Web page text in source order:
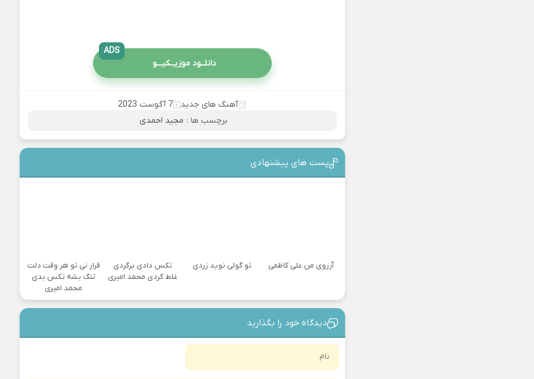
دانلــود موزیــکیـــو
ADS
آهنگ های جدید
7 آگوست 2023
برچسب ها : مجید احمدی
پست های پیشنهادی
آرزوی من علی کاظمی تو گولی نوید زردی
تکس دادی برگردی
غلط کردی محمد امیری
قرار نی تو هر وقت دلت
تنگ بشه تکس بدی
محمد امیری
دیدگاه خود را بگذارید